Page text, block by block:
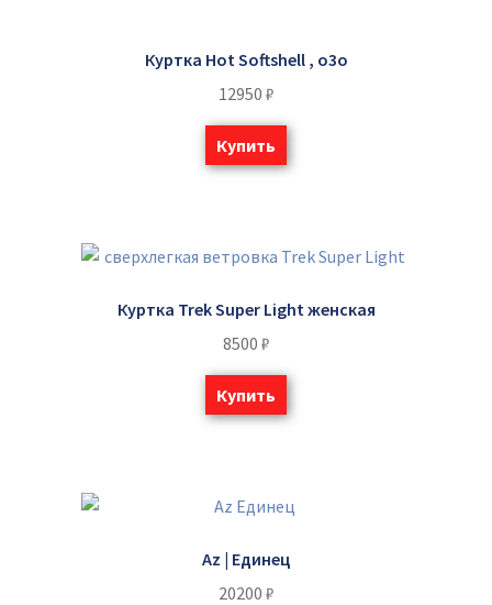
Куртка Hot Softshell , о3о
12950 ₽
Купить
Куртка Trek Super Light женская
8500 ₽
Купить
Az | Единец
20200 ₽